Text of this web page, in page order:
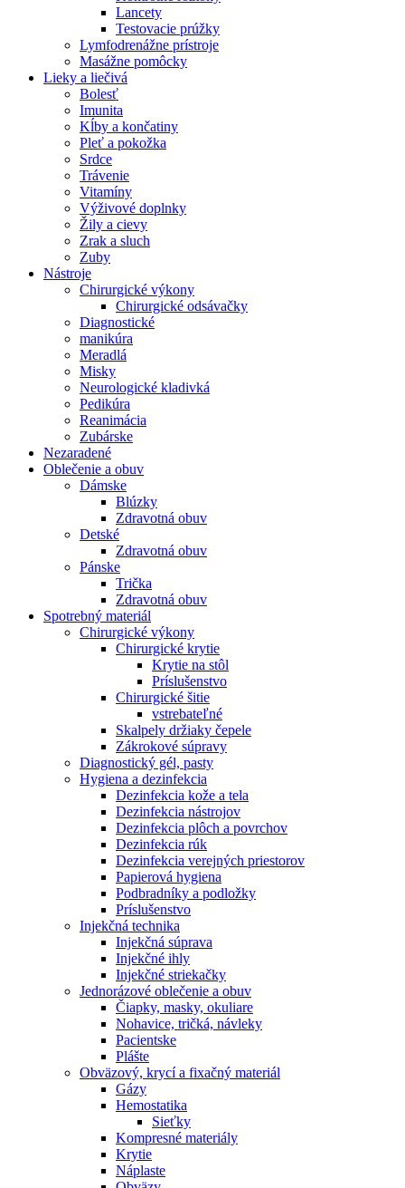
Lancety
Testovacie prúžky
Lymfodrenážne prístroje
Masážne pomôcky
Lieky a liečivá
Bolesť
Imunita
Kĺby a končatiny
Pleť a pokožka
Srdce
Trávenie
Vitamíny
Výživové doplnky
Žily a cievy
Zrak a sluch
Zuby
Nástroje
Chirurgické výkony
Chirurgické odsávačky
Diagnostické
manikúra
Meradlá
Misky
Neurologické kladivká
Pedikúra
Reanimácia
Zubárske
Nezaradené
Oblečenie a obuv
Dámske
Blúzky
Zdravotná obuv
Detské
Zdravotná obuv
Pánske
Trička
Zdravotná obuv
Spotrebný materiál
Chirurgické výkony
Chirurgické krytie
Krytie na stôl
Príslušenstvo
Chirurgické šitie
vstrebateľné
Skalpely držiaky čepele
Zákrokové súpravy
Diagnostický gél, pasty
Hygiena a dezinfekcia
Dezinfekcia kože a tela
Dezinfekcia nástrojov
Dezinfekcia plôch a povrchov
Dezinfekcia rúk
Dezinfekcia verejných priestorov
Papierová hygiena
Podbradníky a podložky
Príslušenstvo
Injekčná technika
Injekčná súprava
Injekčné ihly
Injekčné striekačky
Jednorázové oblečenie a obuv
Čiapky, masky, okuliare
Nohavice, tričká, návleky
Pacientske
Plášte
Obväzový, krycí a fixačný materiál
Gázy
Hemostatika
Sieťky
Kompresné materiály
Krytie
Náplaste